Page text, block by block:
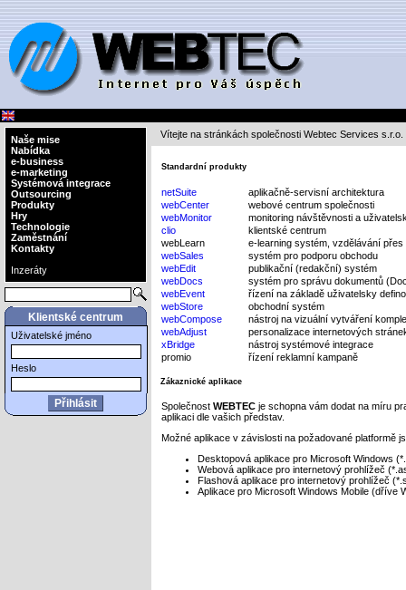
Naše mise
Nabídka
e-business
e-marketing
Systémová integrace
Outsourcing
Produkty
Hry
Technologie
Zaměstnání
Kontakty
Inzeráty
Klientské centrum
Uživatelské jméno
Heslo
Vítejte na stránkách společnosti Webtec Services s.r.o.
Standardní produkty
netSuite
aplikačně-servisní architektura
webCenter
webové centrum společnosti
webMonitor
monitoring návštěvnosti a
clio
klientské centrum
webLearn
e-learning systém, vzdělávání přes
webSales
systém pro podporu obchodu
webEdit
publikační (redakční) systém
webDocs
systém pro správu dokumentů
webEvent
řízení na základě uživatelsky
webStore
obchodní systém
webCompose
nástroj na vizuální vytváření
webAdjust
personalizace internetových
xBridge
nástroj systémové integrace
promio
řízení reklamní kampaně
Zákaznické aplikace
Společnost WEBTEC je schopna vám dodat na míru
aplikaci dle vašich představ.
Možné aplikace v závislosti na požadované platformě
Desktopová aplikace pro Microsoft Windows
Webová aplikace pro internetový prohlížeč
Flashová aplikace pro internetový prohlížeč
Aplikace pro Microsoft Windows Mobile (dříve